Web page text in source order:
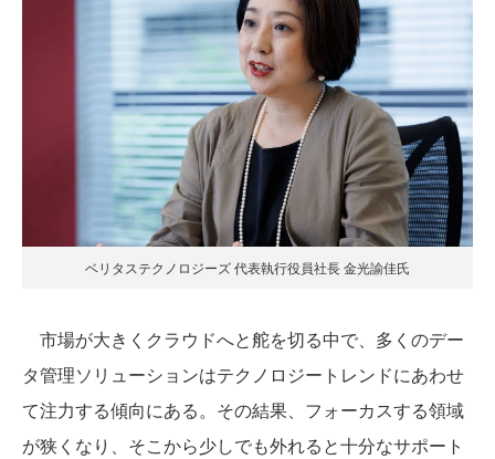
ベリタステクノロジーズ 代表執行役員社長 金光諭佳氏
市場が大きくクラウドへと舵を切る中で、多くのデー
タ管理ソリューションはテクノロジートレンドにあわせ
て注力する傾向にある。その結果、フォーカスする領域
が狭くなり、そこから少しでも外れると十分なサポート